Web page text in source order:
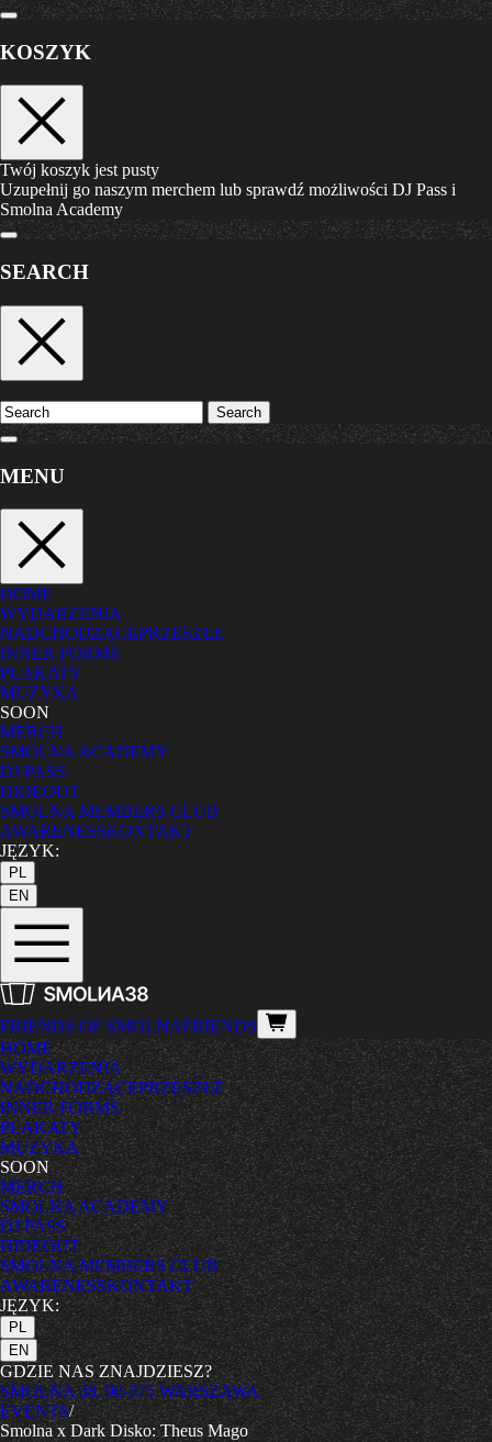
KOSZYK
Twój koszyk jest pusty
Uzupełnij go naszym merchem lub sprawdź możliwości DJ Pass i
Smolna Academy
SEARCH
Search
MENU
HOME
WYDARZENIA
NADCHODZĄCEPRZESZŁE
INNER FORMS
PLAKATY
MUZYKA
SOON
MERCH
SMOLNA ACADEMY
DJ PASS
HIDEOUT
SMOLNA MEMBERS CLUB
AWARENESSKONTAKT
JĘZYK:
PL
EN
FRIENDS OF SMOLNAFRIENDS
HOME
WYDARZENIA
NADCHODZĄCEPRZESZŁE
INNER FORMS
PLAKATY
MUZYKA
SOON
MERCH
SMOLNA ACADEMY
DJ PASS
HIDEOUT
SMOLNA MEMBERS CLUB
AWARENESSKONTAKT
JĘZYK:
PL
EN
GDZIE NAS ZNAJDZIESZ?
SMOLNA 38, 00-375 WARSZAWA
EVENTS/
Smolna x Dark Disko: Theus Mago